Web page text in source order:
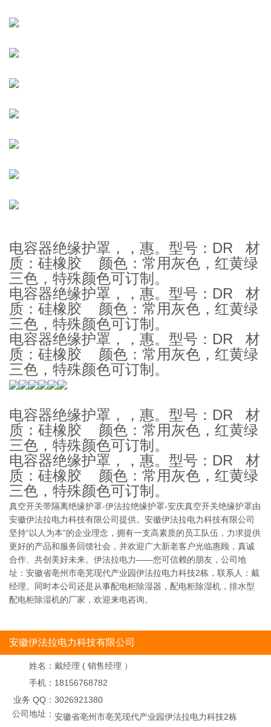
电容器绝缘护罩，，惠。型号：DR 材
质：硅橡胶 颜色：常用灰色，红黄绿
三色，特殊颜色可订制。
电容器绝缘护罩，，惠。型号：DR 材
质：硅橡胶 颜色：常用灰色，红黄绿
三色，特殊颜色可订制。
电容器绝缘护罩，，惠。型号：DR 材
质：硅橡胶 颜色：常用灰色，红黄绿
三色，特殊颜色可订制。
电容器绝缘护罩，，惠。型号：DR 材
质：硅橡胶 颜色：常用灰色，红黄绿
三色，特殊颜色可订制。
电容器绝缘护罩，，惠。型号：DR 材
质：硅橡胶 颜色：常用灰色，红黄绿
三色，特殊颜色可订制。
真空开关带隔离绝缘护罩-伊法拉绝缘护罩-安庆真空开关绝缘护罩由
安徽伊法拉电力科技有限公司提供。安徽伊法拉电力科技有限公司
坚持“以人为本”的企业理念，拥有一支高素质的员工队伍，力求提供
更好的产品和服务回馈社会，并欢迎广大新老客户光临惠顾，真诚
合作、共创美好未来。伊法拉电力——您可信赖的朋友，公司地
址：安徽省亳州市亳芜现代产业园伊法拉电力科技2栋，联系人：戴
经理。同时本公司还是从事配电柜除湿器，配电柜除湿机，排水型
配电柜除湿机的厂家，欢迎来电咨询。
安徽伊法拉电力科技有限公司
姓名： 戴经理 ( 销售经理 ）
手机： 18156768782
业务 QQ： 3026921380
公司地址： 安徽省亳州市亳芜现代产业园伊法拉电力科技2栋